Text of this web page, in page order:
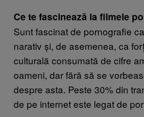
Ce te fascinează la filmele
Sunt fascinat de pornografie
narativ și, de asemenea, ca
culturală consumată de cifre
oameni, dar fără să se
despre asta. Peste 30% din
de pe internet este legat de